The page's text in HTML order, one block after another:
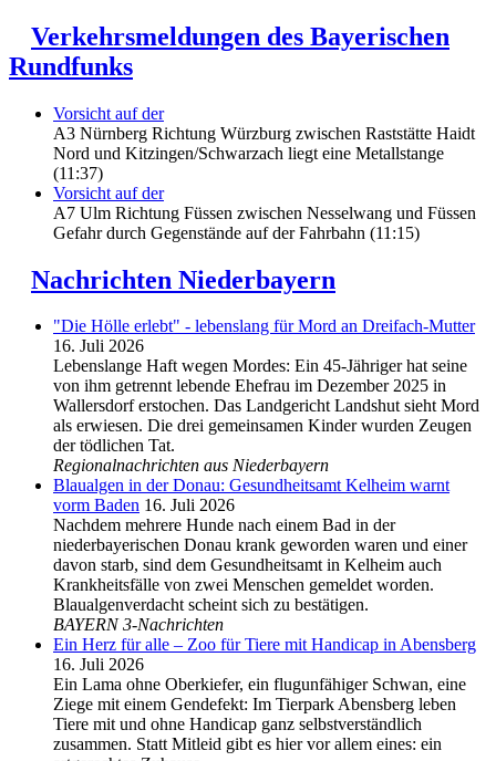
Verkehrsmeldungen des Bayerischen
Rundfunks
Vorsicht auf der
A3 Nürnberg Richtung Würzburg zwischen Raststätte Haidt
Nord und Kitzingen/Schwarzach liegt eine Metallstange
(11:37)
Vorsicht auf der
A7 Ulm Richtung Füssen zwischen Nesselwang und Füssen
Gefahr durch Gegenstände auf der Fahrbahn (11:15)
Nachrichten Niederbayern
"Die Hölle erlebt" - lebenslang für Mord an Dreifach-Mutter
16. Juli 2026
Lebenslange Haft wegen Mordes: Ein 45-Jähriger hat seine
von ihm getrennt lebende Ehefrau im Dezember 2025 in
Wallersdorf erstochen. Das Landgericht Landshut sieht Mord
als erwiesen. Die drei gemeinsamen Kinder wurden Zeugen
der tödlichen Tat.
Regionalnachrichten aus Niederbayern
Blaualgen in der Donau: Gesundheitsamt Kelheim warnt
vorm Baden 16. Juli 2026
Nachdem mehrere Hunde nach einem Bad in der
niederbayerischen Donau krank geworden waren und einer
davon starb, sind dem Gesundheitsamt in Kelheim auch
Krankheitsfälle von zwei Menschen gemeldet worden.
Blaualgenverdacht scheint sich zu bestätigen.
BAYERN 3-Nachrichten
Ein Herz für alle – Zoo für Tiere mit Handicap in Abensberg
16. Juli 2026
Ein Lama ohne Oberkiefer, ein flugunfähiger Schwan, eine
Ziege mit einem Gendefekt: Im Tierpark Abensberg leben
Tiere mit und ohne Handicap ganz selbstverständlich
zusammen. Statt Mitleid gibt es hier vor allem eines: ein